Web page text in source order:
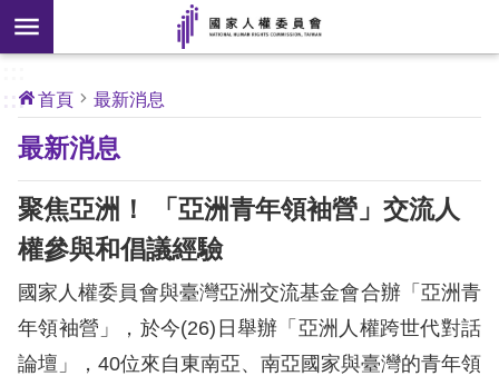
前往主要內容區塊
搜
尋
開
新
]
核
心
人
權
公
約
關
於
本
會
:::
首頁 最新消息
最新消息
聚焦亞洲！ 「亞洲青年領袖營」交流人
權參與和倡議經驗
國家人權委員會與臺灣亞洲交流基金會合辦「亞洲青
年領袖營」，於今(26)日舉辦「亞洲人權跨世代對話
論壇」，40位來自東南亞、南亞國家與臺灣的青年領